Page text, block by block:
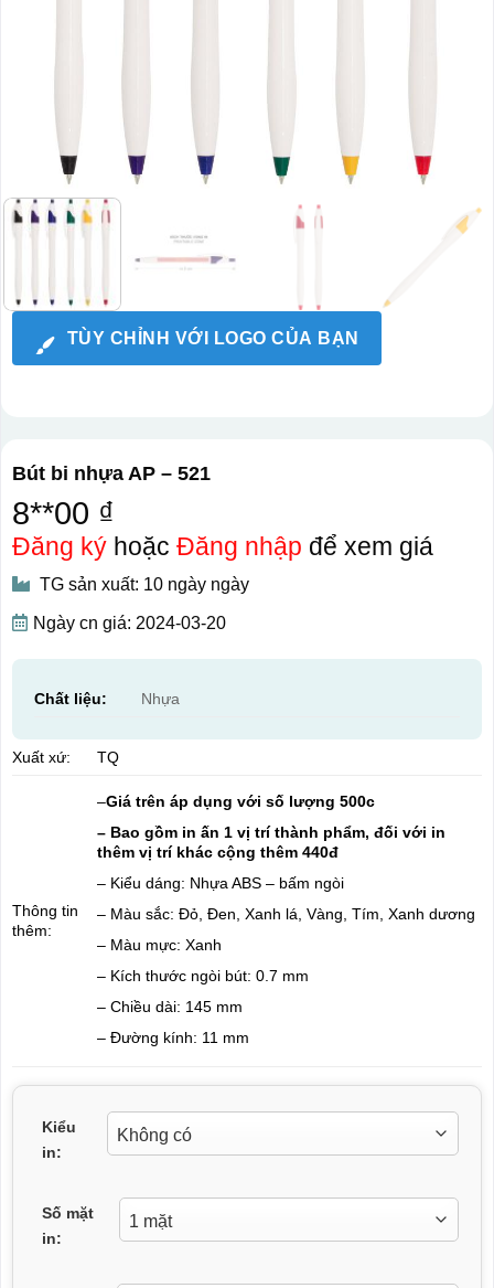
TÙY CHỈNH VỚI LOGO CỦA BẠN
Bút bi nhựa AP – 521
8**00 ₫
Đăng kýhoặc Đăng nhập để xem giá
TG sản xuất: 10 ngày ngày
Ngày cn giá: 2024-03-20
Chất liệu: Nhựa
Xuất xứ: TQ
Thông tin
thêm:
–Giá trên áp dụng với số lượng 500c
– Bao gồm in ấn 1 vị trí thành phẩm, đối với in
thêm vị trí khác cộng thêm 440đ
– Kiểu dáng: Nhựa ABS – bấm ngòi
– Màu sắc: Đỏ, Đen, Xanh lá, Vàng, Tím, Xanh dương
– Màu mực: Xanh
– Kích thước ngòi bút: 0.7 mm
– Chiều dài: 145 mm
– Đường kính: 11 mm
Kiểu
in:
Số mặt
in: